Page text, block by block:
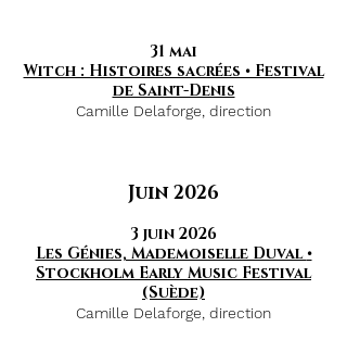
31 mai
Witch : Histoires sacrées • Festival
de Saint-Denis
Camille Delaforge, direction
Juin 2026
3 juin 2026
Les Génies, Mademoiselle Duval•
Stockholm Early Music Festival
(Suède)
Camille Delaforge, direction